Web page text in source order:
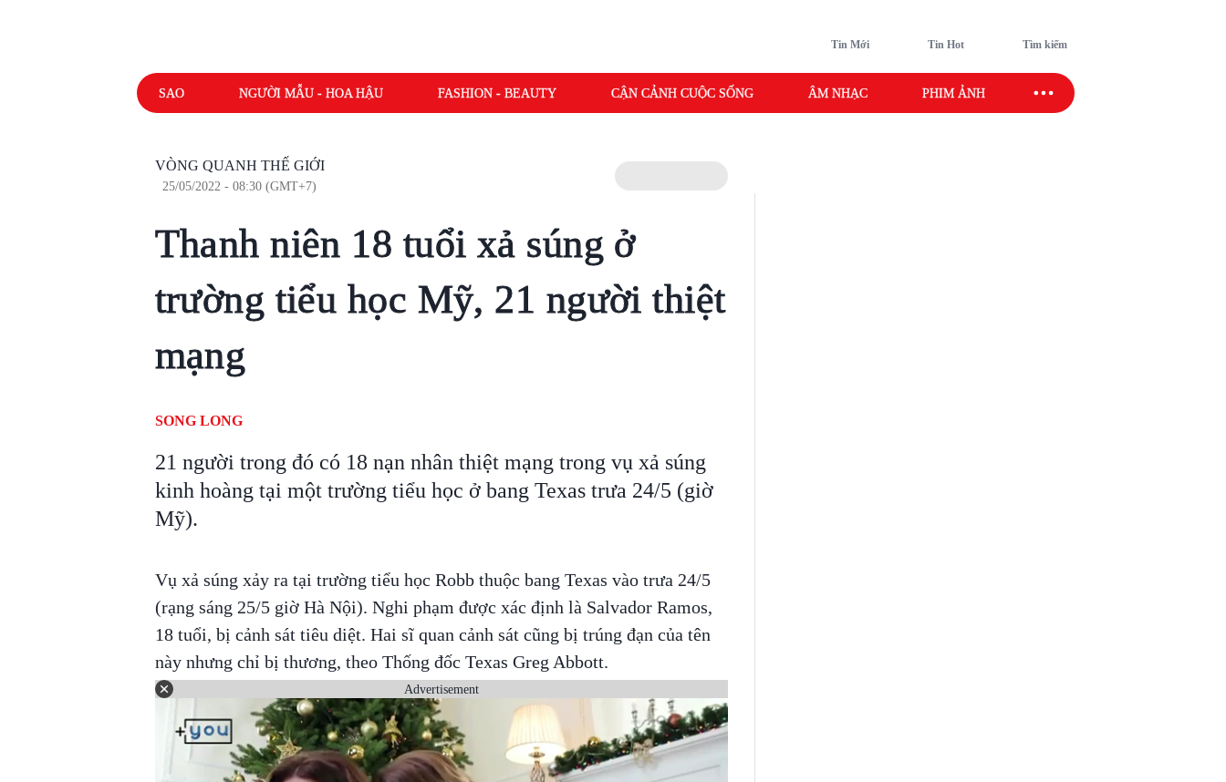
Tin Mới Tin Hot Tìm kiếm
SAO NGƯỜI MẪU - HOA HẬU FASHION - BEAUTY CẬN CẢNH CUỘC SỐNG ÂM NHẠC PHIM ẢNH SAO SPORT
VÒNG QUANH THẾ GIỚI
25/05/2022 - 08:30 (GMT+7)
Thanh niên 18 tuổi xả súng ở
trường tiểu học Mỹ, 21 người thiệt
mạng
SONG LONG
21 người trong đó có 18 nạn nhân thiệt mạng trong vụ xả súng
kinh hoàng tại một trường tiểu học ở bang Texas trưa 24/5 (giờ
Mỹ).
Vụ xả súng xảy ra tại trường tiểu học Robb thuộc bang Texas vào trưa 24/5
(rạng sáng 25/5 giờ Hà Nội). Nghi phạm được xác định là Salvador Ramos,
18 tuổi, bị cảnh sát tiêu diệt. Hai sĩ quan cảnh sát cũng bị trúng đạn của tên
này nhưng chỉ bị thương, theo Thống đốc Texas Greg Abbott.
Advertisement